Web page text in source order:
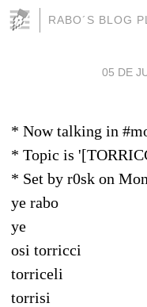
RABO´S BLOG
05 DE
* Now talking in
* Topic is
* Set by r0sk on
ye rabo
ye
osi torricci
torriceli
torrisi